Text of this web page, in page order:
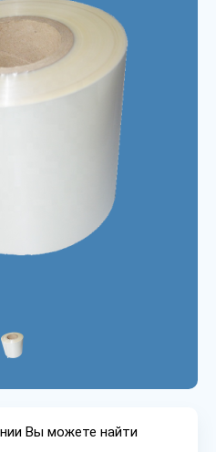
Вы можете найти